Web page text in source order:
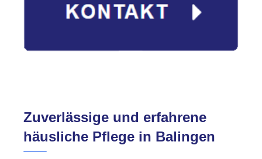
Zuverlässige und erfahrene
häusliche Pflege in Balingen